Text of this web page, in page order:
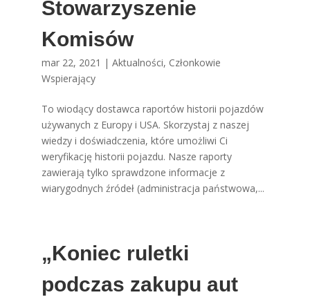
Stowarzyszenie
Komisów
mar 22, 2021 | Aktualności, Członkowie
Wspierający
To wiodący dostawca raportów historii pojazdów
używanych z Europy i USA. Skorzystaj z naszej
wiedzy i doświadczenia, które umożliwi Ci
weryfikację historii pojazdu. Nasze raporty
zawierają tylko sprawdzone informacje z
wiarygodnych źródeł (administracja państwowa,...
„Koniec ruletki
podczas zakupu aut